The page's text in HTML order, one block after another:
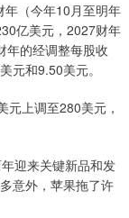
（今年10月至明年
亿美元，2027财年
年的经调整每股收
元和9.50美元。
上调至280美元，
迎来关键新品和发
意外，苹果拖了许